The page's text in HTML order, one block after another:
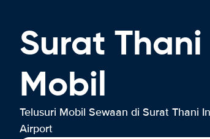
Surat
Mobil
Telusuri Mobil Sewaan di Surat Thani
Airport